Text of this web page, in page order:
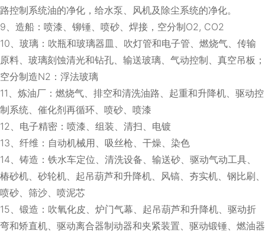
路控制系统油的净化，给水泵、风机及除尘系统的净化。
9、造船：喷漆、铆锤、喷砂、焊接，空分制O2, CO2
10、玻璃：吹瓶和玻璃器皿、吹灯管和电子管、燃烧气、传输
原料、玻璃刻蚀清光和钻孔、输送玻璃、气动控制、真空吊板；
空分制造N2：浮法玻璃
11、炼油厂：燃烧气、排空和清洗油路、起重和升降机、驱动控
制系统、催化剂再循环、喷砂、喷漆
12、电子精密：喷漆、组装、清扫、电镀
13、纤维：自动机械用、吸丝枪、干燥、染色
14、铸造：铁水车定位、清洗设备、输送砂、驱动气动工具、
椿砂机、砂轮机、起吊葫芦和升降机、风镐、夯实机、钢比刷、
喷砂、筛沙、喷泥芯
15、锻造：吹氧化皮、炉门气幕、起吊葫芦和升降机、驱动折
弯和矫直机、驱动离合器制动器和夹紧装置、驱动锻锤、燃油器